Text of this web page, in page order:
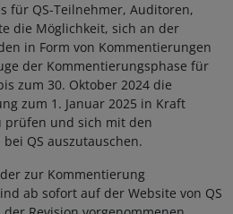
für QS-Teilnehmer, Auditoren,
die Möglichkeit, sich an der
in Form von Kommentierungen
der Kommentierungsphase für
zum 30. Oktober 2024 die
zum 1. Januar 2025 in Kraft
prüfen und sich mit den
QS auszutauschen.
zur Kommentierung
ab sofort auf der Website von QS